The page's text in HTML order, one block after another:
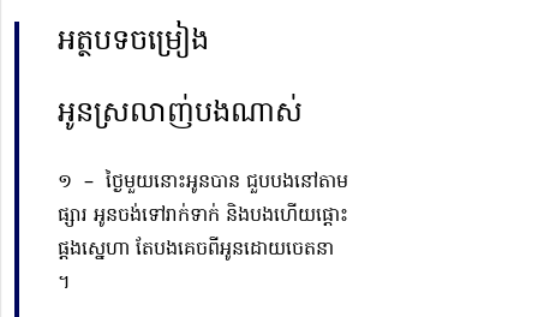
អត្ថបទចម្រៀង
អូនស្រលាញ់បងណាស់
១ – ថ្ងៃមួយនោះអូនបាន ជួបបងនៅតាម
ផ្សារ​ អូនចង់ទៅរាក់ទាក់​ និងបងហើយផ្ដោះ
ផ្ដងស្នេហា តែបងគេចពីអូនដោយចេតនា
។